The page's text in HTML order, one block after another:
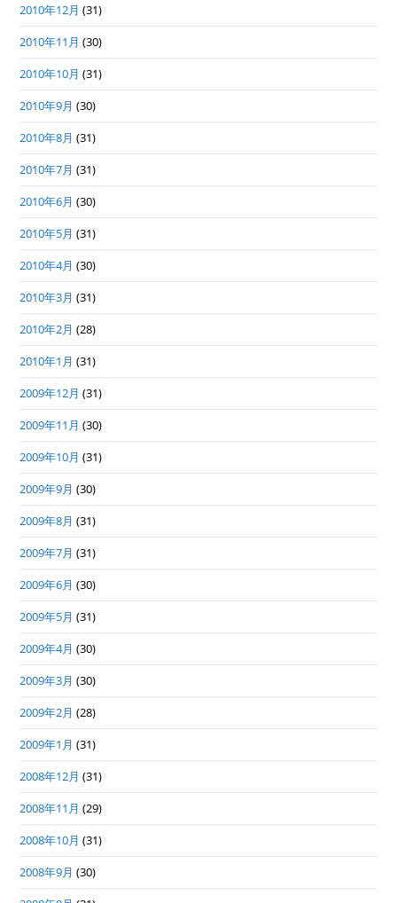
2010年12月 (31)
2010年11月 (30)
2010年10月 (31)
2010年9月 (30)
2010年8月 (31)
2010年7月 (31)
2010年6月 (30)
2010年5月 (31)
2010年4月 (30)
2010年3月 (31)
2010年2月 (28)
2010年1月 (31)
2009年12月 (31)
2009年11月 (30)
2009年10月 (31)
2009年9月 (30)
2009年8月 (31)
2009年7月 (31)
2009年6月 (30)
2009年5月 (31)
2009年4月 (30)
2009年3月 (30)
2009年2月 (28)
2009年1月 (31)
2008年12月 (31)
2008年11月 (29)
2008年10月 (31)
2008年9月 (30)